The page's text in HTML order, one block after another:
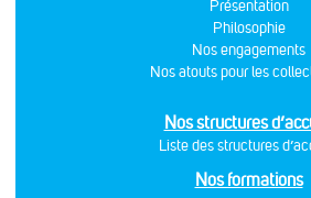
Présentation
Philosophie
Nos engagements
Nos atouts pour les
Nos structures
Liste des structures
Nos formations